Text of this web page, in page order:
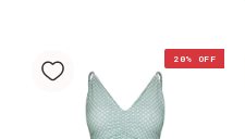
20% OFF